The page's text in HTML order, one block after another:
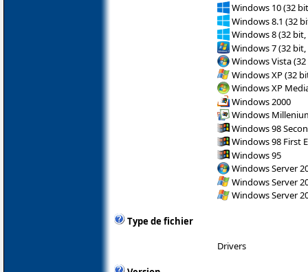
Windows 10 (32
Windows 8.1 (32
Windows 8 (32 bit,
Windows 7 (32 bit,
Windows Vista
Windows XP (32
Windows XP
Windows 2000
Windows
Windows 98
Windows 98 First
Windows 95
Windows Server
Windows Server
Windows Server
Type de fichier
Drivers